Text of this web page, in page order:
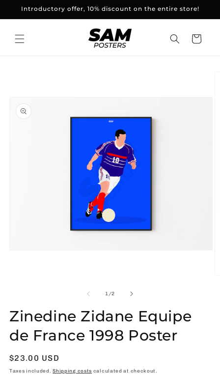
and
Introductory offer, 10% discount on the entire store!
Basket
1/of
2
Zinedine Zidane Equipe
de France 1998 Poster
Usual
price
$23.00 USD
Taxes included.Shipping costs calculated at checkout.